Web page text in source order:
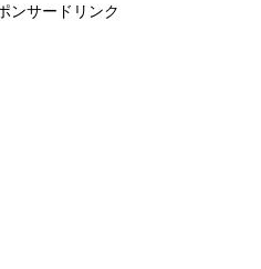
ンサードリンク